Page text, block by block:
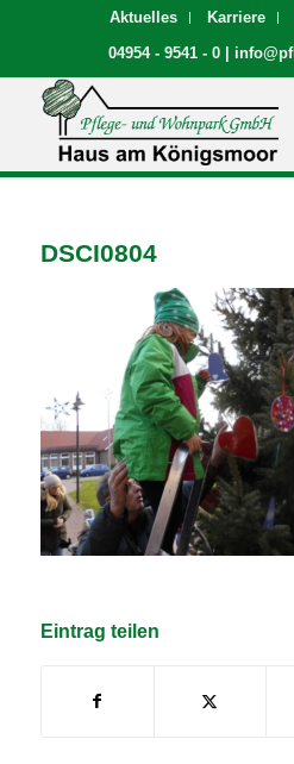
Aktuelles Karriere
04954 - 9541 - 0
DSCI0804
Eintrag teilen